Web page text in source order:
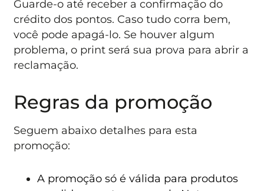
Guarde-o até receber a confirmação do
crédito dos pontos. Caso tudo corra bem,
você pode apagá-lo. Se houver algum
problema, o print será sua prova para abrir a
reclamação.
Regras da promoção
Seguem abaixo detalhes para esta
promoção:
A promoção só é válida para produtos